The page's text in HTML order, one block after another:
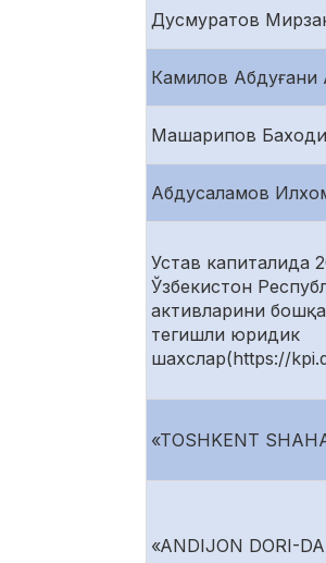
Дусмуратов
Камилов Абдуғани
Машарипов
Абдусаламов
Устав капиталида
Ўзбекистон
активларини
тегишли юридик
шахслар(https://
«TOSHKENT
«ANDIJON DORI-